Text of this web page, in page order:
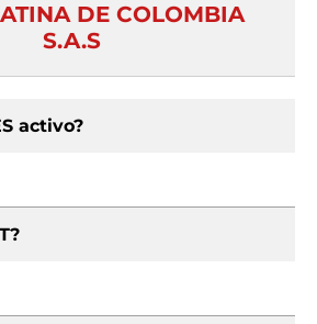
DE COLOMBIA
S.A.S
activo?